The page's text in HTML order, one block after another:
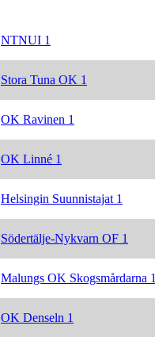
NTNUI 1
Stora Tuna OK 1
OK Ravinen 1
OK Linné 1
Helsingin Suunnistajat 1
Södertälje-Nykvarn OF 1
Malungs OK Skogsmårdarna 1
OK Denseln 1